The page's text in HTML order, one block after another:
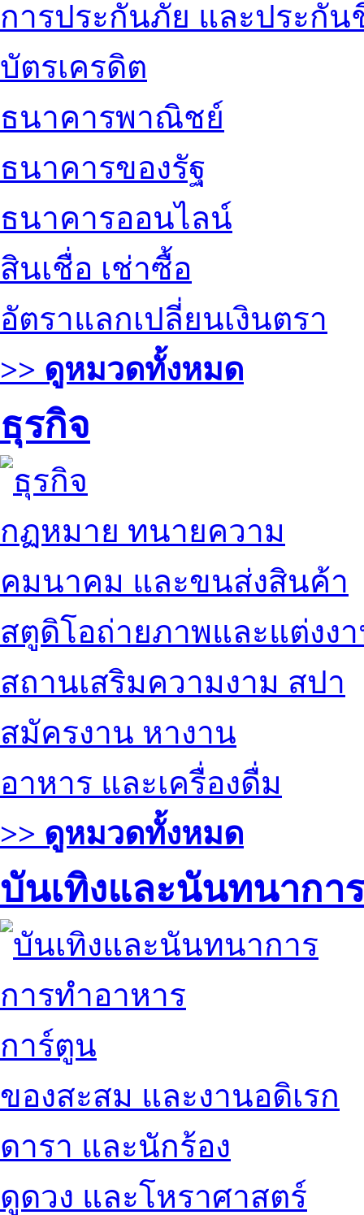
การประกันภัย และประกัน
บัตรเครดิต
ธนาคารพาณิชย์
ธนาคารของรัฐ
ธนาคารออนไลน์
สินเชื่อ เช่าซื้อ
อัตราแลกเปลี่ยนเงินตรา
>> ดูหมวดทั้งหมด
ธุรกิจ
กฏหมาย ทนายความ
คมนาคม และขนส่งสินค้า
สตูดิโอถ่ายภาพและแต่งง
สถานเสริมความงาม สปา
สมัครงาน หางาน
อาหาร และเครื่องดื่ม
>> ดูหมวดทั้งหมด
บันเทิงและนันทนาการ
การทำอาหาร
การ์ตูน
ของสะสม และงานอดิเรก
ดารา และนักร้อง
ดูดวง และโหราศาสตร์